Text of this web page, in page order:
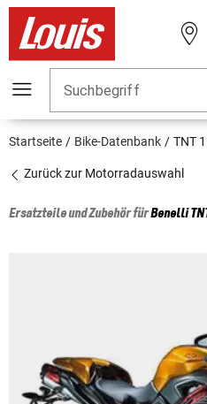
Suchbegriff
Startseite Bike-Datenbank TNT
Zurück zur Motorradauswahl
Ersatzteile und Zubehör fürBenelli